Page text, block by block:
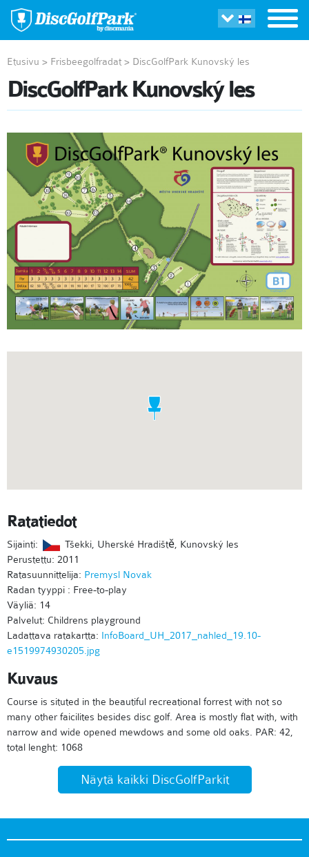
Etusivu > Frisbeegolfradat > DiscGolfPark Kunovský les
DiscGolfPark Kunovský les
Ratatiedot
Sijainti:
Tšekki, Uherské Hradiště, Kunovský les
Perustettu: 2011
Ratasuunnittelija: Premysl Novak
Radan tyyppi : Free-to-play
Väyliä: 14
Palvelut: Childrens playground
Ladattava ratakartta: InfoBoard_UH_2017_nahled_19.10-
e1519974930205.jpg
Kuvaus
Course is situted in the beautiful recreational forrest with not so
many other faicilites besides disc golf. Area is mostly flat with, with
narrow and wide opened mewdows and some old oaks. PAR: 42,
total lenght: 1068
Näytä kaikki DiscGolfParkit